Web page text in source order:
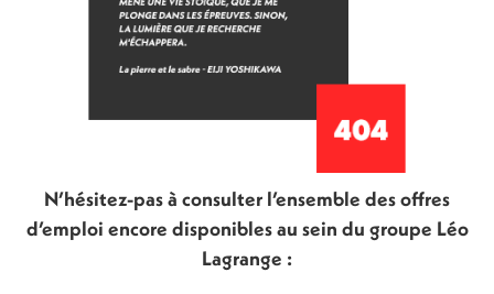
N’hésitez-pas à consulter l’ensemble des offres
d’emploi encore disponibles au sein du groupe Léo
Lagrange :